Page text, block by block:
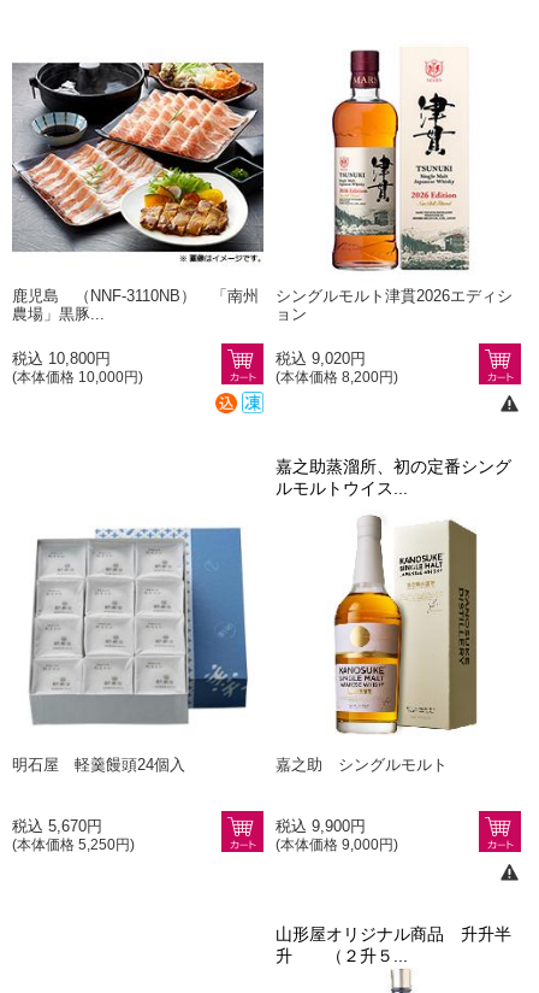
鹿児島 （NNF-3110NB） 「南州
農場」黒豚...
税込 10,800円
(本体価格 10,000円)
シングルモルト津貫2026エディシ
ョン
税込 9,020円
(本体価格 8,200円)
明石屋 軽羹饅頭24個入
税込 5,670円
(本体価格 5,250円)
嘉之助蒸溜所、初の定番シング
ルモルトウイス...
嘉之助 シングルモルト
税込 9,900円
(本体価格 9,000円)
山形屋オリジナル商品 升升半
升 （２升５...